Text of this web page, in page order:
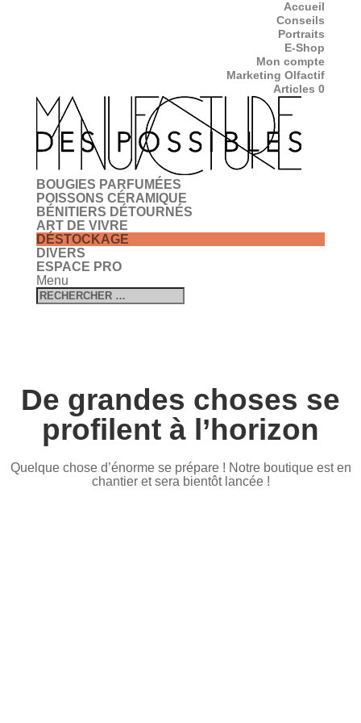
Accueil
Conseils
Portraits
E-Shop
Mon compte
Marketing Olfactif
Articles 0
BOUGIES PARFUMÉES
POISSONS CÉRAMIQUE
BÉNITIERS DÉTOURNÉS
ART DE VIVRE
DÉSTOCKAGE
DIVERS
ESPACE PRO
Menu
De grandes choses se
profilent à l’horizon
Quelque chose d’énorme se prépare ! Notre boutique est en
chantier et sera bientôt lancée !